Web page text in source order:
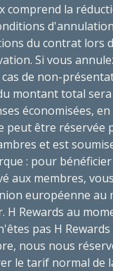
comprend la
du contrat lors
Si vous
de non-
montant total
économisées,
peut être réservée
et est
: pour
aux membres,
européenne au
H Rewards au
pas H
nous nous
le tarif normal de